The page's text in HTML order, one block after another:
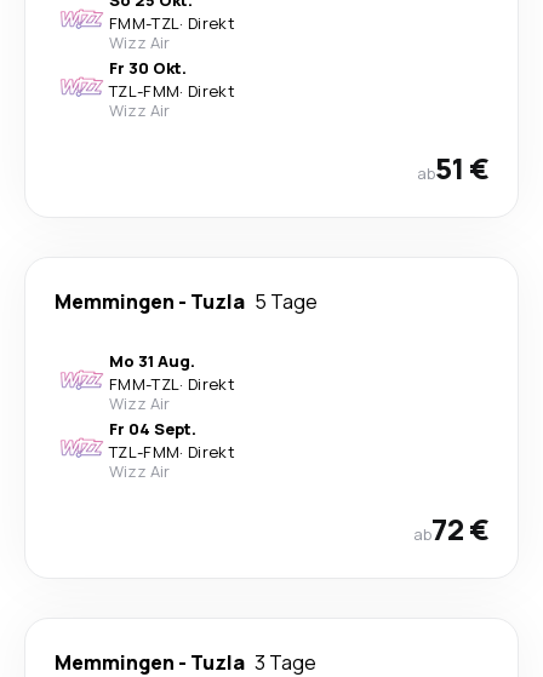
FMM-TZL· Direkt
Wizz Air
Fr 30 Okt.
TZL-FMM· Direkt
Wizz Air
ab51 €
Memmingen - Tuzla 5 Tage
Mo 31 Aug.
FMM-TZL· Direkt
Wizz Air
Fr 04 Sept.
TZL-FMM· Direkt
Wizz Air
ab72 €
Memmingen - Tuzla 3 Tage